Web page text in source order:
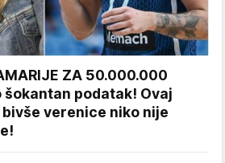
ZA 50.000.000
šokantan podatak! Ovaj
verenice niko nije